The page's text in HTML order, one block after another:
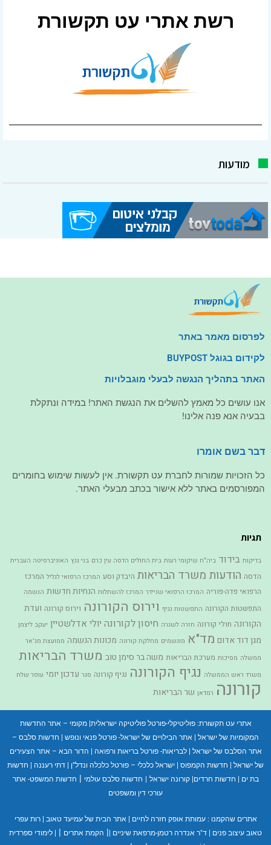
רשת אתרי עט תקשורת
מודעות
לפרסום מאמר באתר
לקידום בגוגל BUYPOST
האתר בתהליך הנגשה לבעלי מוגבלויות
אנו עושים כל מאמץ להשלים את הנגשת האתר! במידה ונתקלת
בבעיה אנא פנה אלינו!
דבר בשם אומרו
כל הזכויות שמורות לחברת עט תקשורת. אין לעשות שימוש בחומרים
המפורסמים באתר ללא אישור בכתב מבעלי האתר.
תגיות
בדיקות בידוד ביה"ח שיקומי רעות בית החולים הדסה עין כרם בני גנץ האוניברסיטה העברית
הדסה הודעות משרד הבריאות היבדק וסע המרכז הרפואי לגליל המרכז
הרפואי פדה-פוריה המרכז הרפואי שניידר המרכז להשתלות הנחיות חדשות הנשמה
התפשטות הקורונה התפשטות נגיף וירוס הקורונה וירוס קורונה ועדת
הקורונה חולי קורונה חזרה לשגרה חיסון לקורונה יולי אדלשטיין יעקב ליצמן
מגן דוד אדום מד"א מונשמים מחלקת קורונה מכונות הנשמה ממועצת מג'אר
ממשלה מסיכות מערכת הבריאות משה בר סימן טוב משרד הבריאות
משרד ראש הממשלה נגיף הקורונה נגיף קורונה סגר עדכון יומי עופר שלח
קורונה רמדאן שר הבריאות
אתרי עט תקשורת:פוליטיקלי-פורטל פוליטיקה ישראלית|מקומי – אתר החדשות
המקומיות של ישראל | אתר הבילויים של ישראל- פורטל פנאי ונופש | חדשות סלבס –
אתר הסלבס של ישראל |לבריאות- פורטל בריאות ורפואה | הדור הבא – אתר הצעירים
של ישראל | חדשות הקמפוס | ישראל כלכלי – פורטל כלכלה ונדל"ן | דתי רעננה | חדשות
בת ים | חדשות חרדים|קורונה ישראל | חדשות סלבס עולמי | חדשות המשפט- אתר
עורכי דין ומשפטים
אתרים שהקמנו :עמותת אופק חזרה לחיים | אתר הבית של עמיעד טאוב |רות עפרי
טאוב עיצוב פנים | ד"ר אנדרה רטמן-מרפאת שיניים |
| הקמת אתרים |
| לימודי ספרדית